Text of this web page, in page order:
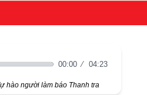
00:00 04:23
hào người làm báo Thanh tra